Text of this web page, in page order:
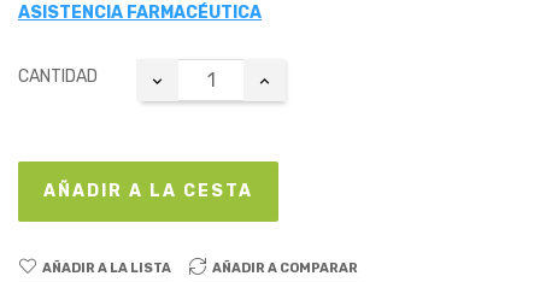
ASISTENCIA FARMACÉUTICA
CANTIDAD
AÑADIR A LA CESTA
AÑADIR A LA LISTA AÑADIR A COMPARAR